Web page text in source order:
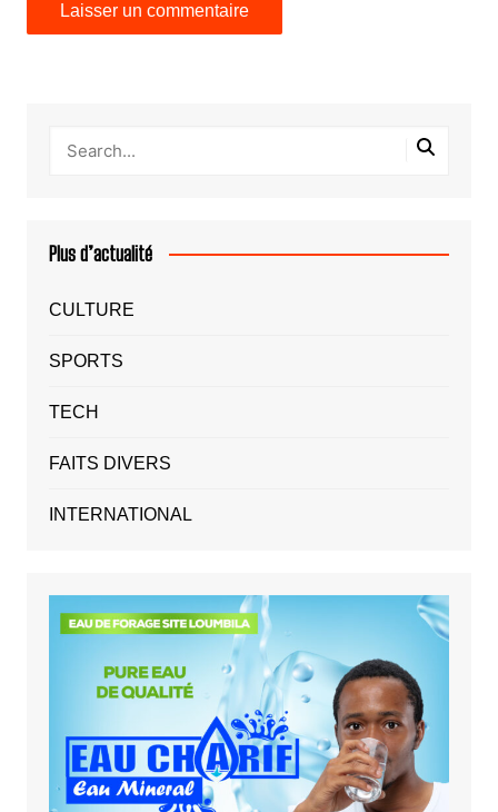
Plus d’actualité
CULTURE
SPORTS
TECH
FAITS DIVERS
INTERNATIONAL